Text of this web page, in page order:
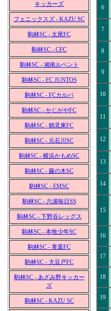
キッカーズ
フェニックスズ - KAZU SC
駒林SC - 太尾FC
駒林SC - CFC
駒林SC - 湘南ルベント
駒林SC - FC JUNTOS
駒林SC - FCカルパ
駒林SC - かじがやFC
駒林SC - 鶴見東FC
駒林SC - 元石川SC
駒林SC - 横浜かもめSC
駒林SC - 藤の木SC
駒林SC - EMSC
駒林SC - 六浦毎日SS
駒林SC - 下野谷レッグス
駒林SC - 本牧少年SC
駒林SC - 青葉FC
駒林SC - 大豆戸FC
駒林SC - あざみ野キッカー
ズ
駒林SC - KAZU SC
6
7
8
9
10
11
12
13
14
15
16
17
18
19